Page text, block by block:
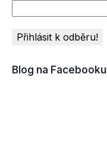
Blog na Facebooku